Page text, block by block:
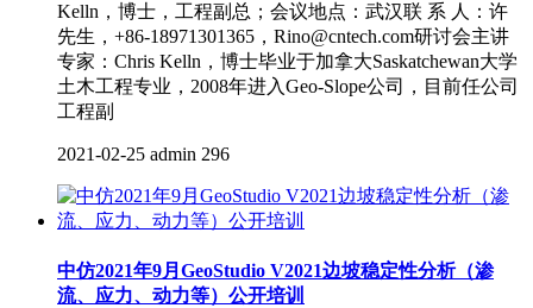
Kelln，博士，工程副总；会议地点：武汉联 系 人：许
先生，+86-18971301365，Rino@cntech.com研讨会主讲
专家：Chris Kelln，博士毕业于加拿大Saskatchewan大学
土木工程专业，2008年进入Geo-Slope公司，目前任公司
工程副
2021-02-25 admin 296
中仿2021年9月GeoStudio V2021边坡稳定性分析（渗
流、应力、动力等）公开培训